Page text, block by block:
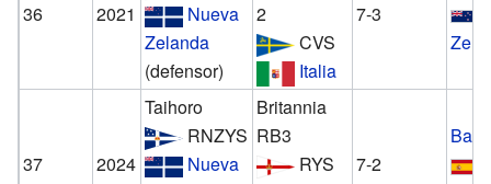
36 2021
Nueva
Zelanda
(defensor)
2
CVS
Italia
7-3
37 2024
Taihoro
RNZYS
Nueva
Britannia
RB3
RYS
7-2